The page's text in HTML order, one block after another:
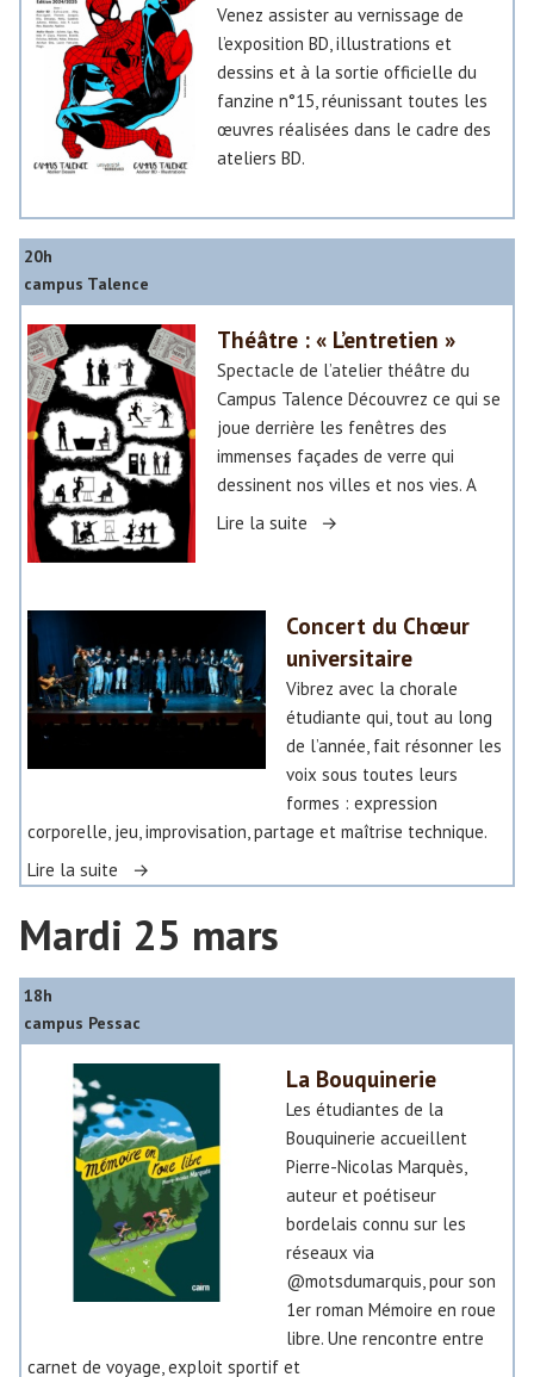
i
o
n
3
D
e
s
l
u
m
i
s
»
Venez assister au vernissage de
l’exposition BD, illustrations et
dessins et à la sortie officielle du
fanzine n°15, réunissant toutes les
œuvres réalisées dans le cadre des
ateliers BD.
20h
campus Talence
Théâtre : « L’entretien »
Spectacle de l’atelier théâtre du
Campus Talence Découvrez ce qui se
joue derrière les fenêtres des
immenses façades de verre qui
dessinent nos villes et nos vies. A
Lire la suite
é
â
t
r
e
:
«
’
t
t
e
n
»
»
Concert du Chœur
universitaire
Vibrez avec la chorale
étudiante qui, tout au long
de l’année, fait résonner les
voix sous toutes leurs
formes : expression
corporelle, jeu, improvisation, partage et maîtrise technique.
Lire la suite
n
e
r
t
d
u
C
h
œ
u
r
Mardi 25 mars
18h
campus Pessac
La Bouquinerie
Les étudiantes de la
Bouquinerie accueillent
Pierre-Nicolas Marquès,
auteur et poétiseur
bordelais connu sur les
réseaux via
@motsdumarquis, pour son
1er roman Mémoire en roue
libre. Une rencontre entre
carnet de voyage, exploit sportif et